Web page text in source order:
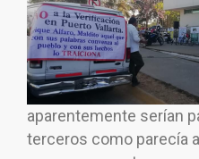
aparentemente serían
terceros como parecía